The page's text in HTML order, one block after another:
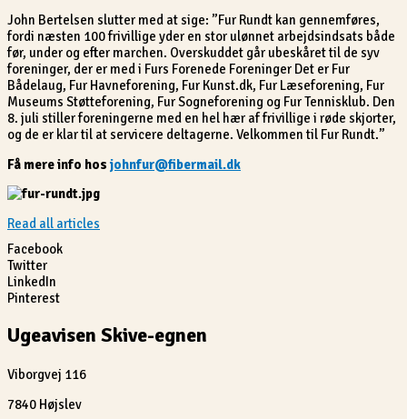
John Bertelsen slutter med at sige: ”Fur Rundt kan gennemføres,
fordi næsten 100 frivillige yder en stor ulønnet arbejdsindsats både
før, under og efter marchen. Overskuddet går ubeskåret til de syv
foreninger, der er med i Furs Forenede Foreninger Det er Fur
Bådelaug, Fur Havneforening, Fur Kunst.dk, Fur Læseforening, Fur
Museums Støtteforening, Fur Sogneforening og Fur Tennisklub. Den
8. juli stiller foreningerne med en hel hær af frivillige i røde skjorter,
og de er klar til at servicere deltagerne. Velkommen til Fur Rundt.”
Få mere info hos johnfur@fibermail.dk
Read all articles
Facebook
Twitter
LinkedIn
Pinterest
Ugeavisen Skive-egnen
Viborgvej 116
7840 Højslev